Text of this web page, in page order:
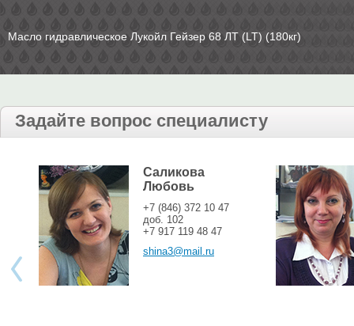
Масло гидравлическое Лукойл Гейзер 68 ЛТ (LT) (180кг)
Задайте вопрос специалисту
Саликова
Любовь
+7 (846) 372 10 47
доб. 102
+7 917 119 48 47
shina3@mail.ru